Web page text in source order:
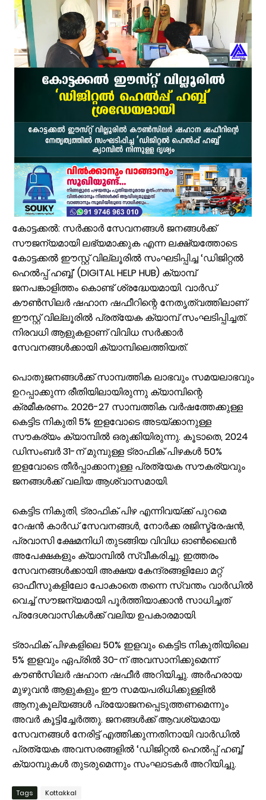
പായലും ചെളിയും മൂടി റോഡുകൾ; പ്രളയാനന്തര ജാഗ്രതയിൽ
ക്ഷേമ പെൻഷൻ ഇനി വീടുകളിലെത്തില്ല; സഹകരണ സംഘങ്ങളെ
പാണക്കാട് എടയപ്പാലം മണ്ണിടിച്ചിൽ രക്ഷാപ്രവർത്തനം: മികച്ച
വേങ്ങരയിൽ പ്രളയബാധിത മേഖലകളിൽ എലിപ്പനി പ്രതിരോധ
ഭിന്നശേഷി സമഗ്ര വിവരശേഖരണം: വേങ്ങരയിൽ ‘സഹജീവനം’
പൈതൃക യാത്രയോടെ വേങ്ങര മേഖല എസ്.ജെ.എം മുഅല്ലിം
കൂരിയാട് വ്യാപാരി വ്യവസായി ഏകോപന സമിതിയുടെ
വിവരാവകാശ നിയമപ്രകാരം വിവരം സൗജന്യമായി നൽകണം;
അതിശക്തമായ മഴ തുടരും; എട്ട് ജില്ലകളിൽ റെഡ് അലർട്ട്
യു.പി.ഐ ഇടപാടുകൾ എക്കാലവും സൗജന്യമായി തുടരുമെന്ന്
പാണക്കാട് എടായിപ്പാലത്തെ മണ്ണിടിച്ചിൽ പ്രദേശം മന്ത്രി
കോട്ടക്കൽ: സർക്കാർ സേവനങ്ങൾ ജനങ്ങൾക്ക്
സൗജന്യമായി ലഭ്യമാക്കുക എന്ന ലക്ഷ്യത്തോടെ
കോട്ടക്കൽ ഈസ്റ്റ് വില്ലൂരിൽ സംഘടിപ്പിച്ച ‘ഡിജിറ്റൽ
ഹെൽപ്പ് ഹബ്ബ്’ (DIGITAL HELP HUB) ക്യാമ്പ്
ജനപങ്കാളിത്തം കൊണ്ട് ശ്രദ്ധേയമായി. വാർഡ്
കൗൺസിലർ ഷഹാന ഷഫീറിന്റെ നേതൃത്വത്തിലാണ്
ഈസ്റ്റ് വില്ലൂരിൽ പ്രത്യേക ക്യാമ്പ് സംഘടിപ്പിച്ചത്.
നിരവധി ആളുകളാണ് വിവിധ സർക്കാർ
സേവനങ്ങൾക്കായി ക്യാമ്പിലെത്തിയത്.
പൊതുജനങ്ങൾക്ക് സാമ്പത്തിക ലാഭവും സമയലാഭവും
ഉറപ്പാക്കുന്ന രീതിയിലായിരുന്നു ക്യാമ്പിന്റെ
ക്രമീകരണം. 2026-27 സാമ്പത്തിക വർഷത്തേക്കുള്ള
കെട്ടിട നികുതി 5% ഇളവോടെ അടയ്ക്കാനുള്ള
സൗകര്യം ക്യാമ്പിൽ ഒരുക്കിയിരുന്നു. കൂടാതെ, 2024
ഡിസംബർ 31-ന് മുമ്പുള്ള ട്രാഫിക് പിഴകൾ 50%
ഇളവോടെ തീർപ്പാക്കാനുള്ള പ്രത്യേക സൗകര്യവും
ജനങ്ങൾക്ക് വലിയ ആശ്വാസമായി.
കെട്ടിട നികുതി, ട്രാഫിക് പിഴ എന്നിവയ്ക്ക് പുറമെ
റേഷൻ കാർഡ് സേവനങ്ങൾ, നോർക്ക രജിസ്ട്രേഷൻ,
പ്രവാസി ക്ഷേമനിധി തുടങ്ങിയ വിവിധ ഓൺലൈൻ
അപേക്ഷകളും ക്യാമ്പിൽ സ്വീകരിച്ചു. ഇത്തരം
സേവനങ്ങൾക്കായി അക്ഷയ കേന്ദ്രങ്ങളിലോ മറ്റ്
ഓഫീസുകളിലോ പോകാതെ തന്നെ സ്വന്തം വാർഡിൽ
വെച്ച് സൗജന്യമായി പൂർത്തിയാക്കാൻ സാധിച്ചത്
പ്രദേശവാസികൾക്ക് വലിയ ഉപകാരമായി.
ട്രാഫിക് പിഴകളിലെ 50% ഇളവും കെട്ടിട നികുതിയിലെ
5% ഇളവും ഏപ്രിൽ 30-ന് അവസാനിക്കുമെന്ന്
കൗൺസിലർ ഷഹാന ഷഫീർ അറിയിച്ചു. അർഹരായ
മുഴുവൻ ആളുകളും ഈ സമയപരിധിക്കുള്ളിൽ
ആനുകൂല്യങ്ങൾ പ്രയോജനപ്പെടുത്തണമെന്നും
അവർ കൂട്ടിച്ചേർത്തു. ജനങ്ങൾക്ക് ആവശ്യമായ
സേവനങ്ങൾ നേരിട്ട് എത്തിക്കുന്നതിനായി വാർഡിൽ
പ്രത്യേക അവസരങ്ങളിൽ ‘ഡിജിറ്റൽ ഹെൽപ്പ് ഹബ്ബ്’
ക്യാമ്പുകൾ തുടരുമെന്നും സംഘാടകർ അറിയിച്ചു.
Tags Kottakkal